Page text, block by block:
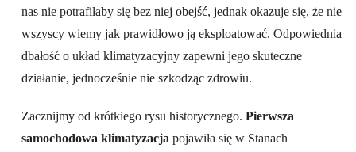
nas nie potrafiłaby się bez niej obejść, jednak okazuje się, że nie
wszyscy wiemy jak prawidłowo ją eksploatować. Odpowiednia
dbałość o układ klimatyzacyjny zapewni jego skuteczne
działanie, jednocześnie nie szkodząc zdrowiu.
Zacznijmy od krótkiego rysu historycznego. Pierwsza
samochodowa klimatyzacja pojawiła się w Stanach